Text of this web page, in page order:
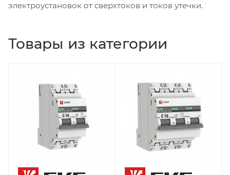
электроустановок от сверхтоков и токов утечки.
Товары из категории